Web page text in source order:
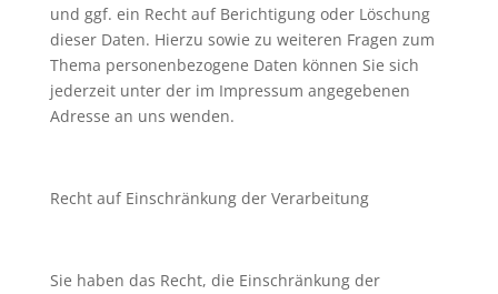
und ggf. ein Recht auf Berichtigung oder Löschung
dieser Daten. Hierzu sowie zu weiteren Fragen zum
Thema personenbezogene Daten können Sie sich
jederzeit unter der im Impressum angegebenen
Adresse an uns wenden.
Recht auf Einschränkung der Verarbeitung
Sie haben das Recht, die Einschränkung der